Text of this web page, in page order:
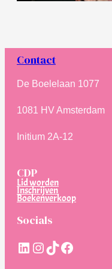
Contact
De Boelelaan 1077
1081 HV Amsterdam
Initium 2A-12
CDP
Lid worden
Inschrijven
Boekenverkoop
Socials
LinkedIn
Instagram
TikTokFacebook